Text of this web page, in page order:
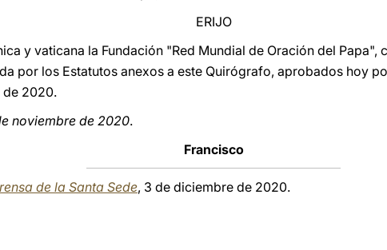
ERIJO
y vaticana la Fundación "Red Mundial de Oración del Papa",
por los Estatutos anexos a este Quirógrafo, aprobados hoy
de 2020.
noviembre de 2020.
Francisco
de la Santa Sede, 3 de diciembre de 2020.